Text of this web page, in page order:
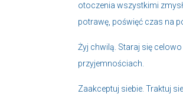
otoczenia wszystkimi
potrawę, poświęć czas na
Żyj chwilą. Staraj się
przyjemnościach.
Zaakceptuj siebie. Traktuj